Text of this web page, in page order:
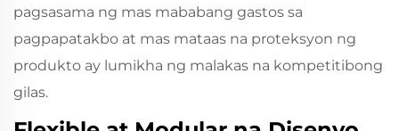
pagsasama ng mas mababang gastos sa
pagpapatakbo at mas mataas na proteksyon ng
produkto ay lumikha ng malakas na kompetitibong
gilas.